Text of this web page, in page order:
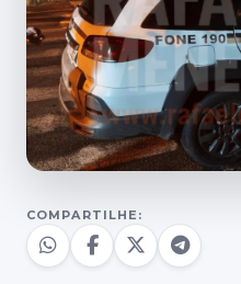
COMPARTILHE: